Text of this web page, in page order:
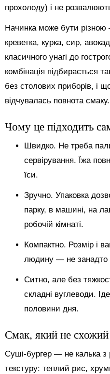
прохолоду) і не
Начинка може бути
креветка, курка, сир,
класичного унагі до
комбінація підбирається
без столових приборів, і
відчувалась повнота смаку.
Чому це підходить
Швидко. Не треба
сервірування. Їжа
їси.
Зручно. Упаковка
парку, в машині, на
робочій кімнаті.
Компактно. Розмір і
людину — не занадто
Ситно, але без
складні вуглеводи.
половини дня.
Смак, який не
Суші-бургер — не калька з
текстуру: теплий рис,